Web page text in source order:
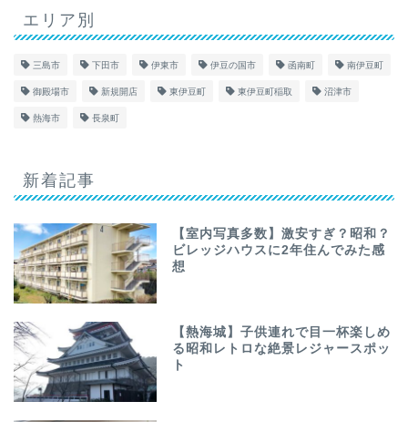
エリア別
三島市 下田市 伊東市 伊豆の国市 函南町 南伊豆町
御殿場市 新規開店 東伊豆町 東伊豆町稲取 沼津市
熱海市 長泉町
新着記事
【室内写真多数】激安すぎ？昭和？
ビレッジハウスに2年住んでみた感
想
【熱海城】子供連れで目一杯楽しめ
る昭和レトロな絶景レジャースポッ
ト